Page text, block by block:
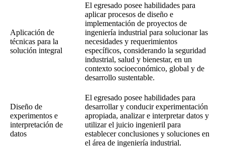
Aplicación de
técnicas para la
solución integral
El egresado posee habilidades para
aplicar procesos de diseño e
implementación de proyectos de
ingeniería industrial para solucionar las
necesidades y requerimientos
específicos, considerando la seguridad
industrial, salud y bienestar, en un
contexto socioeconómico, global y de
desarrollo sustentable.
Diseño de
experimentos e
interpretación de
datos
El egresado posee habilidades para
desarrollar y conducir experimentación
apropiada, analizar e interpretar datos y
utilizar el juicio ingenieril para
establecer conclusiones y soluciones en
el área de ingeniería industrial.